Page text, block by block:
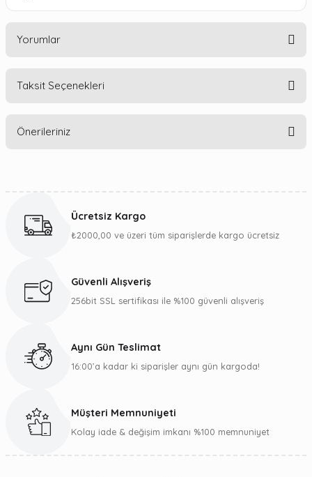
Yorumlar
Taksit Seçenekleri
Önerileriniz
Görüş ve önerileriniz için teşekkür ederiz.
Ürün bilgilerinde hatalar bulunuyor.
Gönder
Ücretsiz Kargo
₺2000,00 ve üzeri tüm siparişlerde kargo ücretsiz
Güvenli Alışveriş
256bit SSL sertifikası ile %100 güvenli alışveriş
Aynı Gün Teslimat
16:00’a kadar ki siparişler aynı gün kargoda!
Müşteri Memnuniyeti
Kolay iade & değişim imkanı %100 memnuniyet